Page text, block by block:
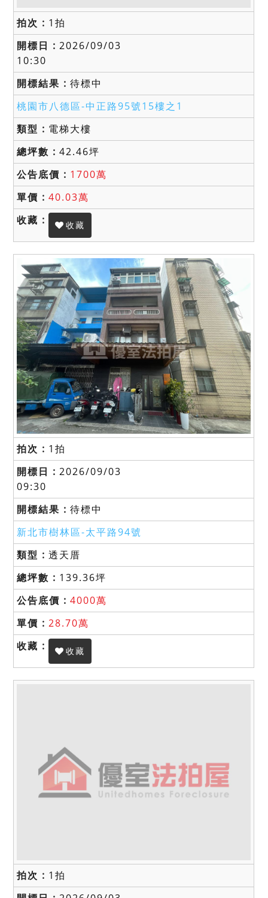
1拍
2026/09/03
10:30
待標中
桃園市八德區-中正路95號15樓之1
電梯大樓
42.46坪
1700萬
40.03萬
收藏
1拍
2026/09/03
09:30
待標中
新北市樹林區-太平路94號
透天厝
139.36坪
4000萬
28.70萬
收藏
1拍